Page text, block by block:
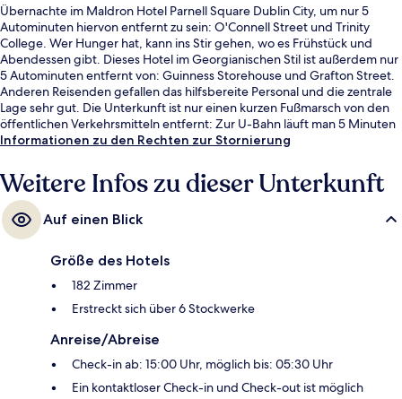
Übernachte im Maldron Hotel Parnell Square Dublin City, um nur 5
Autominuten hiervon entfernt zu sein: O'Connell Street und Trinity
College. Wer Hunger hat, kann ins Stir gehen, wo es Frühstück und
Abendessen gibt. Dieses Hotel im Georgianischen Stil ist außerdem nur
5 Autominuten entfernt von: Guinness Storehouse und Grafton Street.
Anderen Reisenden gefallen das hilfsbereite Personal und die zentrale
Lage sehr gut. Die Unterkunft ist nur einen kurzen Fußmarsch von den
öffentlichen Verkehrsmitteln entfernt: Zur U-Bahn läuft man 5 Minuten
(Straßenbahnhaltestelle Dominick) bzw. 7 Minuten (Broadstone - DIT
Informationen zu den Rechten zur Stornierung
Weitere Infos zu dieser Unterkunft
Auf einen Blick
Größe des Hotels
182 Zimmer
Erstreckt sich über 6 Stockwerke
Anreise/Abreise
Check-in ab: 15:00 Uhr, möglich bis: 05:30 Uhr
Ein kontaktloser Check-in und Check-out ist möglich